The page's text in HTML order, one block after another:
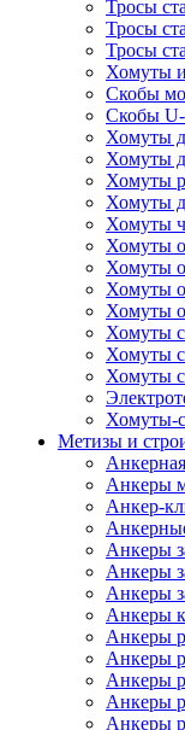
Тросы
Тросы
Тросы
Хомуты
Скобы
Скобы
Хомуты
Хомуты
Хомуты
Хомуты
Хомуты
Хомуты
Хомуты
Хомуты
Хомуты
Хомуты
Хомуты
Хомуты
Хомуты-
Метизы и
Анкеры
Анкер-
Анкеры
Анкеры
Анкеры
Анкеры
Анкеры
Анкеры
Анкеры
Анкеры
Анкеры